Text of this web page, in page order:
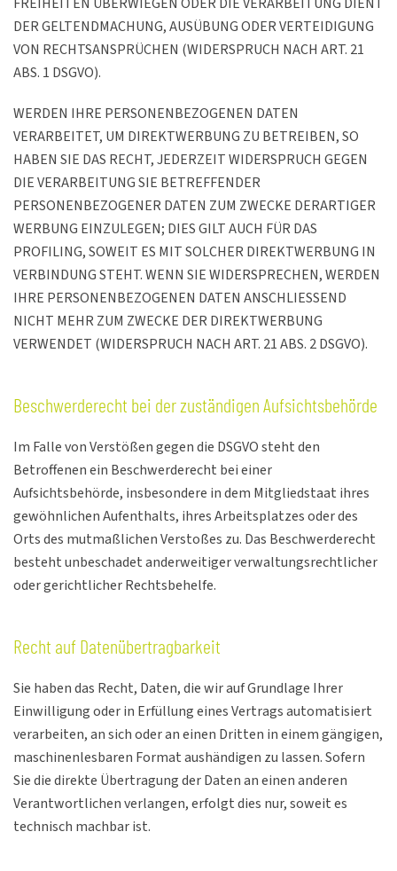
DER GELTENDMACHUNG, AUSÜBUNG ODER VERTEIDIGUNG
VON RECHTSANSPRÜCHEN (WIDERSPRUCH NACH ART. 21
ABS. 1 DSGVO).
WERDEN IHRE PERSONENBEZOGENEN DATEN
VERARBEITET, UM DIREKTWERBUNG ZU BETREIBEN, SO
HABEN SIE DAS RECHT, JEDERZEIT WIDERSPRUCH GEGEN
DIE VERARBEITUNG SIE BETREFFENDER
PERSONENBEZOGENER DATEN ZUM ZWECKE DERARTIGER
WERBUNG EINZULEGEN; DIES GILT AUCH FÜR DAS
PROFILING, SOWEIT ES MIT SOLCHER DIREKTWERBUNG IN
VERBINDUNG STEHT. WENN SIE WIDERSPRECHEN, WERDEN
IHRE PERSONENBEZOGENEN DATEN ANSCHLIESSEND
NICHT MEHR ZUM ZWECKE DER DIREKTWERBUNG
VERWENDET (WIDERSPRUCH NACH ART. 21 ABS. 2 DSGVO).
Beschwerde­recht bei der zuständigen Aufsichts­behörde
Im Falle von Verstößen gegen die DSGVO steht den
Betroffenen ein Beschwerderecht bei einer
Aufsichtsbehörde, insbesondere in dem Mitgliedstaat ihres
gewöhnlichen Aufenthalts, ihres Arbeitsplatzes oder des
Orts des mutmaßlichen Verstoßes zu. Das Beschwerderecht
besteht unbeschadet anderweitiger verwaltungsrechtlicher
oder gerichtlicher Rechtsbehelfe.
Recht auf Daten­übertrag­barkeit
Sie haben das Recht, Daten, die wir auf Grundlage Ihrer
Einwilligung oder in Erfüllung eines Vertrags automatisiert
verarbeiten, an sich oder an einen Dritten in einem gängigen,
maschinenlesbaren Format aushändigen zu lassen. Sofern
Sie die direkte Übertragung der Daten an einen anderen
Verantwortlichen verlangen, erfolgt dies nur, soweit es
technisch machbar ist.